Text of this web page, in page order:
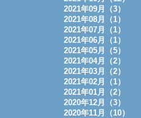
2021年09月（3）
2021年08月（1）
2021年07月（1）
2021年06月（1）
2021年05月（5）
2021年04月（2）
2021年03月（2）
2021年02月（1）
2021年01月（2）
2020年12月（3）
2020年11月（10）